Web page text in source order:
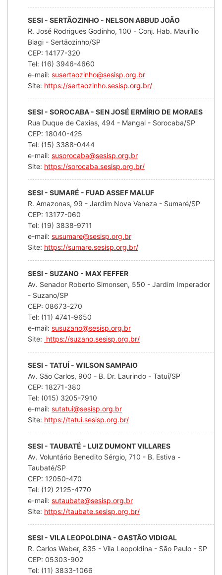
SESI - SERTÃOZINHO - NELSON ABBUD JOÃO
R. José Rodrigues Godinho, 100 - Conj. Hab. Maurílio
Biagi - Sertãozinho/SP
CEP: 14177-320
Tel: (16) 3946-4660
e-mail: susertaozinho@sesisp.org.br
Site: https://sertaozinho.sesisp.org.br/
SESI - SOROCABA - SEN JOSÉ ERMÍRIO DE MORAES
Rua Duque de Caxias, 494 - Mangal - Sorocaba/SP
CEP: 18040-425
Tel: (15) 3388-0444
e-mail: susorocaba@sesisp.org.br
Site: https://sorocaba.sesisp.org.br/
SESI - SUMARÉ - FUAD ASSEF MALUF
R. Amazonas, 99 - Jardim Nova Veneza - Sumaré/SP
CEP: 13177-060
Tel: (19) 3838-9711
e-mail: susumare@sesisp.org.br
Site: https://sumare.sesisp.org.br/
SESI - SUZANO - MAX FEFFER
Av. Senador Roberto Simonsen, 550 - Jardim Imperador
- Suzano/SP
CEP: 08673-270
Tel: (11) 4741-9650
e-mail: susuzano@sesisp.org.br
Site: https://suzano.sesisp.org.br/
SESI - TATUÍ - WILSON SAMPAIO
Av. São Carlos, 900 - B. Dr. Laurindo - Tatuí/SP
CEP: 18271-380
Tel: (015) 3205-7910
e-mail: sutatui@sesisp.org.br
Site: https://tatui.sesisp.org.br/
SESI - TAUBATÉ - LUIZ DUMONT VILLARES
Av. Voluntário Benedito Sérgio, 710 - B. Estiva -
Taubaté/SP
CEP: 12050-470
Tel: (12) 2125-4770
e-mail: sutaubate@sesisp.org.br
Site: https://taubate.sesisp.org.br/
SESI - VILA LEOPOLDINA - GASTÃO VIDIGAL
R. Carlos Weber, 835 - Vila Leopoldina - São Paulo - SP
CEP: 05303-902
Tel: (11) 3833-1066